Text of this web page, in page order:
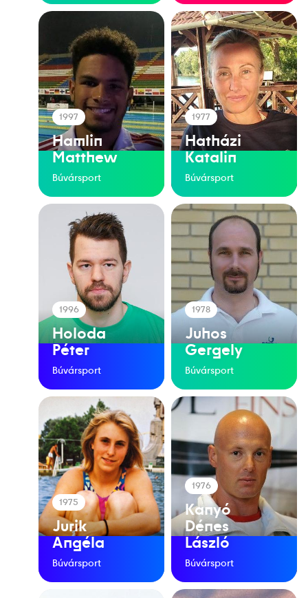
1997
Hamlin
Matthew
Búvársport
1977
Hatházi
Katalin
Búvársport
1996
Holoda
Péter
Búvársport
1978
Juhos
Gergely
Búvársport
1975
Jurik
Angéla
Búvársport
1976
Kanyó
Dénes
László
Búvársport